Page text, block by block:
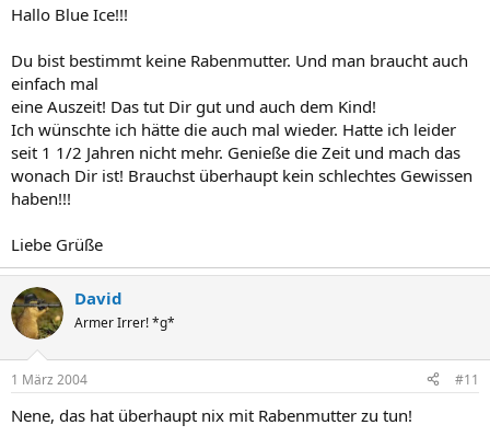
Hallo Blue Ice!!!
Du bist bestimmt keine Rabenmutter. Und man braucht auch
einfach mal
eine Auszeit! Das tut Dir gut und auch dem Kind!
Ich wünschte ich hätte die auch mal wieder. Hatte ich leider
seit 1 1/2 Jahren nicht mehr. Genieße die Zeit und mach das
wonach Dir ist! Brauchst überhaupt kein schlechtes Gewissen
haben!!!
Liebe Grüße
David
Armer Irrer! *g*
1 März 2004 #11
Nene, das hat überhaupt nix mit Rabenmutter zu tun!